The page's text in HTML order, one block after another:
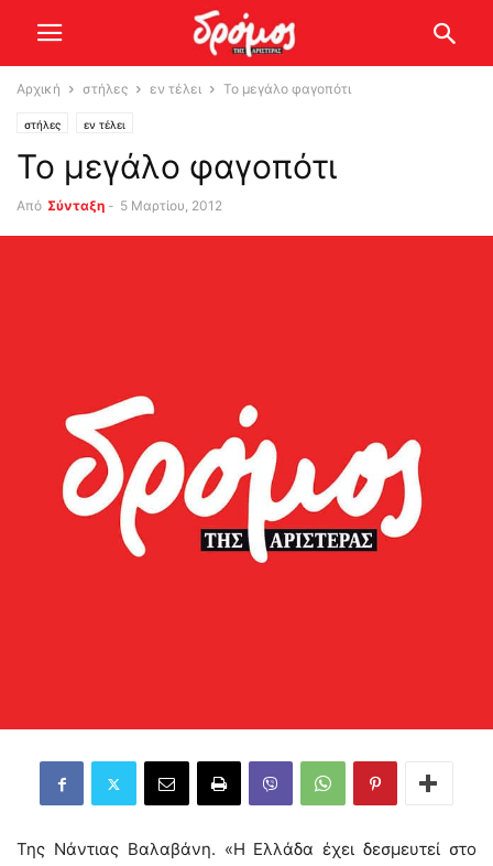
Αρχική στήλες εν τέλει Το μεγάλο φαγοπότι
στήλες εν τέλει
Το μεγάλο φαγοπότι
Από Σύνταξη - 5 Μαρτίου, 2012
Της Νάντιας Βαλαβάνη. «Η Ελλάδα έχει δεσμευτεί στο